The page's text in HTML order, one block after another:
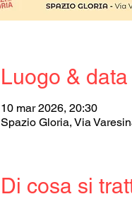
Luogo & data
10 mar 2026, 20:30
Spazio Gloria, Via
Di cosa si